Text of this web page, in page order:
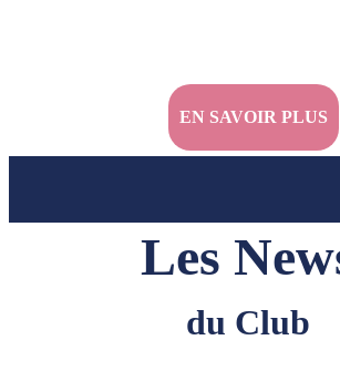
EN SAVOIR PLUS
Les
du Club